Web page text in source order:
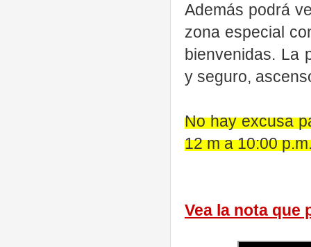
Además podrá
zona especial
bienvenidas. La
y seguro,
No hay excusa
12 m a 10:00
Vea la nota que